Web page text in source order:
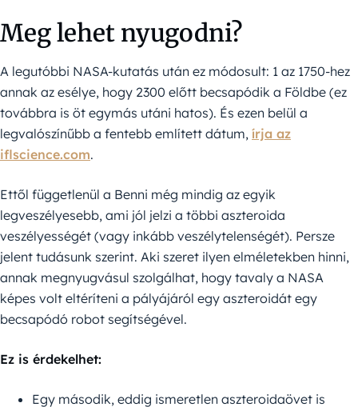
Meg lehet nyugodni?
A legutóbbi NASA-kutatás után ez módosult: 1 az 1750-hez
annak az esélye, hogy 2300 előtt becsapódik a Földbe (ez
továbbra is öt egymás utáni hatos). És ezen belül a
legvalószínűbb a fentebb említett dátum, írja az
iflscience.com.
Ettől függetlenül a Benni még mindig az egyik
legveszélyesebb, ami jól jelzi a többi aszteroida
veszélyességét (vagy inkább veszélytelenségét). Persze
jelent tudásunk szerint. Aki szeret ilyen elméletekben hinni,
annak megnyugvásul szolgálhat, hogy tavaly a NASA
képes volt eltéríteni a pályájáról egy aszteroidát egy
becsapódó robot segítségével.
Ez is érdekelhet:
Egy második, eddig ismeretlen aszteroidaövet is